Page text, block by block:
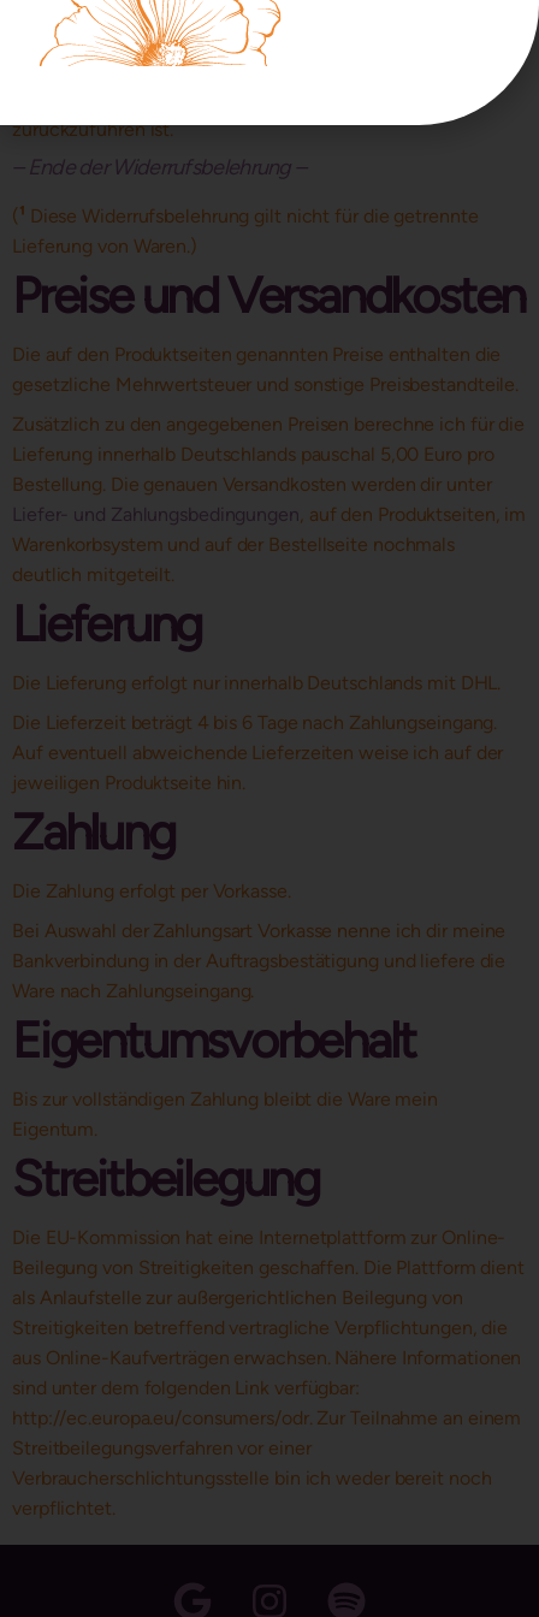
Sie müssen für einen etwaigen Wertverlust der Waren nur
aufkommen, wenn dieser Wertverlust auf einen zur Prüfung
der Beschaffenheit, Eigenschaften und Funktionsweise der
zurückzuführen ist.
– Ende der Widerrufsbelehrung –
(¹ Diese Widerrufsbelehrung gilt nicht für die getrennte
Lieferung von Waren.)
Preise und Versandkosten
Die auf den Produktseiten genannten Preise enthalten die
gesetzliche Mehrwertsteuer und sonstige Preisbestandteile.
Zusätzlich zu den angegebenen Preisen berechne ich für die
Lieferung innerhalb Deutschlands pauschal 5,00 Euro pro
Bestellung. Die genauen Versandkosten werden dir unter
Liefer- und Zahlungsbedingungen, auf den Produktseiten, im
Warenkorbsystem und auf der Bestellseite nochmals
deutlich mitgeteilt.
Lieferung
Die Lieferung erfolgt nur innerhalb Deutschlands mit DHL.
Die Lieferzeit beträgt 4 bis 6 Tage nach Zahlungseingang.
Auf eventuell abweichende Lieferzeiten weise ich auf der
jeweiligen Produktseite hin.
Zahlung
Die Zahlung erfolgt per Vorkasse.
Bei Auswahl der Zahlungsart Vorkasse nenne ich dir meine
Bankverbindung in der Auftragsbestätigung und liefere die
Ware nach Zahlungseingang.
Eigentumsvorbehalt
Bis zur vollständigen Zahlung bleibt die Ware mein
Eigentum.
Streitbeilegung
Die EU-Kommission hat eine Internetplattform zur Online-
Beilegung von Streitigkeiten geschaffen. Die Plattform dient
als Anlaufstelle zur außergerichtlichen Beilegung von
Streitigkeiten betreffend vertragliche Verpflichtungen, die
aus Online-Kaufverträgen erwachsen. Nähere Informationen
sind unter dem folgenden Link verfügbar:
http://ec.europa.eu/consumers/odr. Zur Teilnahme an einem
Streitbeilegungsverfahren vor einer
Verbraucherschlichtungsstelle bin ich weder bereit noch
verpflichtet.